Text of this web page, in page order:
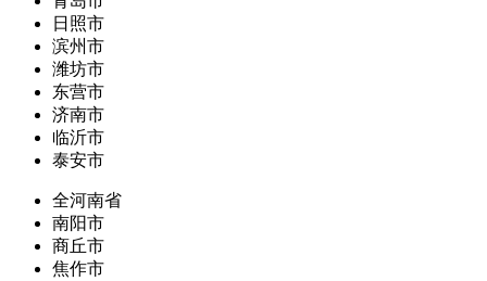
日照市
滨州市
潍坊市
东营市
济南市
临沂市
泰安市
全河南省
南阳市
商丘市
焦作市